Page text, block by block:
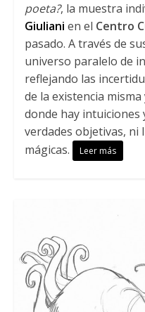
poeta?, la muestra
Giuliani en el Centro
pasado. A través de
universo paralelo de
reflejando las
de la existencia
donde hay intuiciones
verdades objetivas, ni
mágicas.
Leer más